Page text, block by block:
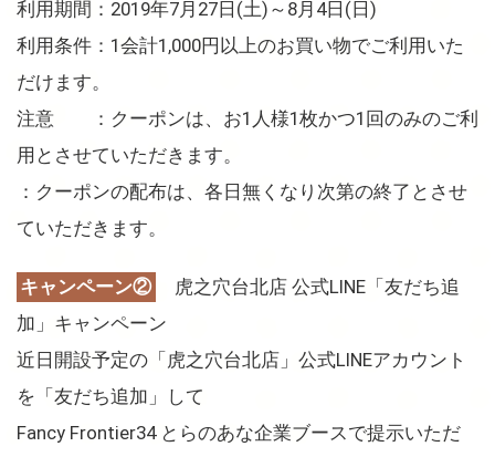
利用期間：2019年7月27日(土)～8月4日(日)
利用条件：1会計1,000円以上のお買い物でご利用いた
だけます。
注意 ：クーポンは、お1人様1枚かつ1回のみのご利
用とさせていただきます。
：クーポンの配布は、各日無くなり次第の終了とさせ
ていただきます。
キャンペーン②
虎之穴台北店 公式LINE「友だち追
加」キャンペーン
近日開設予定の「虎之穴台北店」公式LINEアカウント
を「友だち追加」して
Fancy Frontier34 とらのあな企業ブースで提示いただ